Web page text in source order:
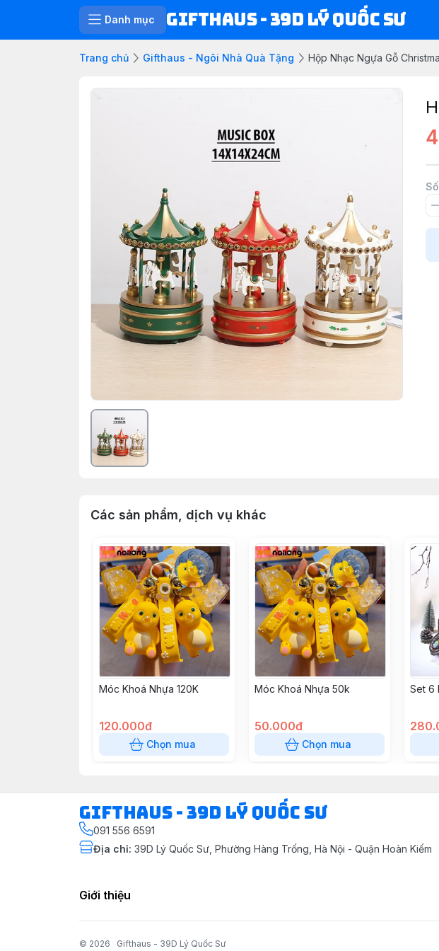
Danh mục Gifthaus - 39D Lý Quốc Sư
Trang chủ Gifthaus - Ngôi Nhà Quà Tặng Hộp Nhạc Ngựa Gỗ
Các sản phẩm, dịch vụ khác
Móc Khoá Nhựa 120K
120.000đ
Chọn mua
Móc Khoá Nhựa 50k
50.000đ
Chọn mua
Set 6
Gifthaus - 39D Lý Quốc Sư
091 556 6591
Địa chỉ: 39D Lý Quốc Sư, Phường Hàng Trống, Hà Nội - Quận Hoàn Kiếm
Giới thiệu
© 2026 Gifthaus - 39D Lý Quốc Sư